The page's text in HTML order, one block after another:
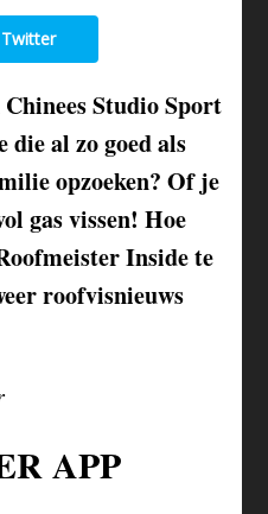
Twitter
Studio Sport
al zo goed als
opzoeken? Of je
gas vissen! Hoe
Inside te
roofvisnieuws
APP